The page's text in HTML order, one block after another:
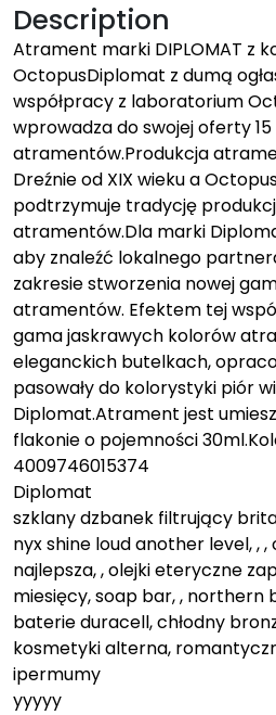
Description
Atrament marki DIPLOMAT z
OctopusDiplomat z dumą
współpracy z laboratorium
wprowadza do swojej oferty
atramentów.Produkcja
Dreźnie od XIX wieku a
podtrzymuje tradycję
atramentów.Dla marki
aby znaleźć lokalnego
zakresie stworzenia nowej
atramentów. Efektem tej
gama jaskrawych kolorów
eleganckich butelkach,
pasowały do kolorystyki piór
Diplomat.Atrament jest
flakonie o pojemności
4009746015374
Diplomat
szklany dzbanek filtrujący
nyx shine loud another level, ,
najlepsza, , olejki eteryczne
miesięcy, soap bar, , northern
baterie duracell, chłodny
kosmetyki alterna,
ipermumy
yyyyy